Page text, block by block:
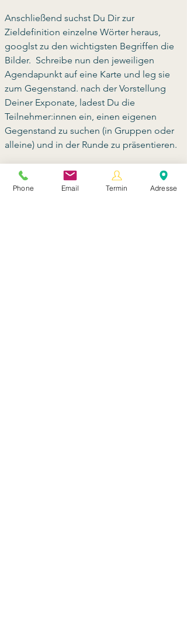
Anschließend suchst Du Dir zur
Zieldefinition einzelne Wörter heraus,
googlst zu den wichtigsten Begriffen die
Bilder.  Schreibe nun den jeweiligen
Agendapunkt auf eine Karte und leg sie
zum Gegenstand. nach der Vorstellung
Deiner Exponate, ladest Du die
Teilnehmer:innen ein, einen eigenen
Gegenstand zu suchen (in Gruppen oder
alleine) und in der Runde zu präsentieren.
Dein Nutzen
Die Teilnehmer:innen fühlen sich
Phone Email Termin Adresse